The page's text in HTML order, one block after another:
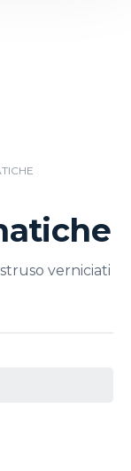
verniciati